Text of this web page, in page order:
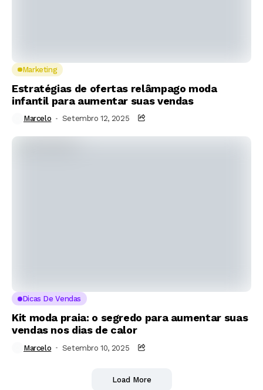
Marketing
Estratégias de ofertas relâmpago moda
infantil para aumentar suas vendas
Marcelo Setembro 12, 2025
Dicas De Vendas
Kit moda praia: o segredo para aumentar suas
vendas nos dias de calor
Marcelo Setembro 10, 2025
Load More